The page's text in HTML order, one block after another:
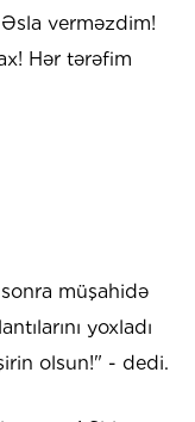
verməzdim!
Hər tərəfim
müşahidə
yoxladı
olsun!" - dedi.